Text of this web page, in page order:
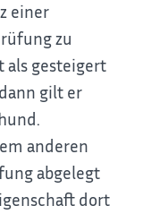
einer
zu
als gesteigert
gilt er
anderen
abgelegt
dort